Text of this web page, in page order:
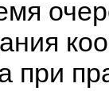
при